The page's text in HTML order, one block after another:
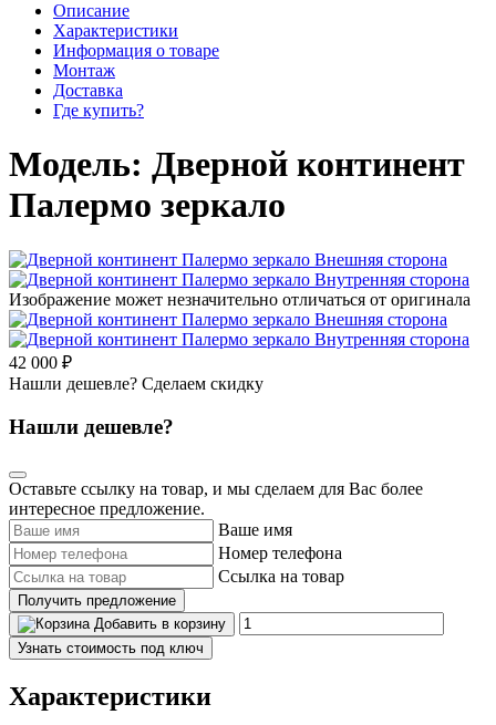
Описание
Характеристики
Информация о товаре
Монтаж
Доставка
Где купить?
Модель: Дверной континент
Палермо зеркало
Изображение может незначительно отличаться от оригинала
42 000 ₽
Нашли дешевле? Сделаем скидку
Нашли дешевле?
Оставьте ссылку на товар, и мы сделаем для Вас более
интересное предложение.
Ваше имя
Номер телефона
Ссылка на товар
Получить предложение
Добавить в корзину
Узнать стоимость под ключ
Характеристики